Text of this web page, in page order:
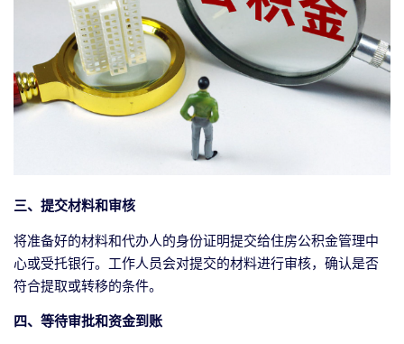
三、提交材料和审核
将准备好的材料和代办人的身份证明提交给住房公积金管理中
心或受托银行。工作人员会对提交的材料进行审核，确认是否
符合提取或转移的条件。
四、等待审批和资金到账